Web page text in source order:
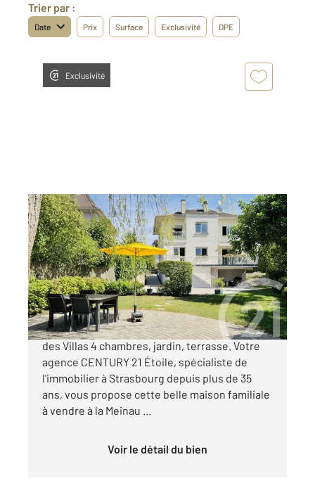
Trier par :
Date Prix Surface Exclusivité DPE
Exclusivité
STRASBOURG 67
126,66 m2, 6 pièces
Ref : 23964
Maison à vendre
568 000 €
Maison à vendre à Strasbourg Meinau Quartier
des Villas 4 chambres, jardin, terrasse. Votre
agence CENTURY 21 Étoile, spécialiste de
l'immobilier à Strasbourg depuis plus de 35
ans, vous propose cette belle maison familiale
à vendre à la Meinau ...
Voir le détail du bien